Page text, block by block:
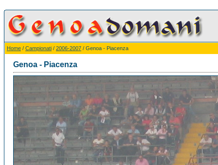
Home / Campionati / 2006-2007 / Genoa - Piacenza
Genoa - Piacenza